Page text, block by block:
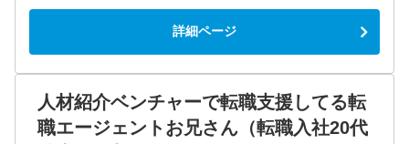
詳細ページ
人材紹介ベンチャーで転職支援してる転
職エージェントお兄さん（転職入社20代